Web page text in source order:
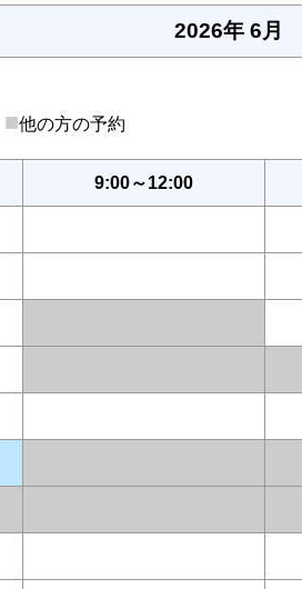
2026年 6月
■他の方の予約
9:00～12:00